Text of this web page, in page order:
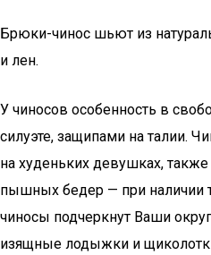
Брюки-чинос шьют из
и лен.
У чиносов особенность в
силуэте, защипами на талии.
на худеньких девушках,
пышных бедер — при наличии
чиносы подчеркнут Ваши
изящные лодыжки и